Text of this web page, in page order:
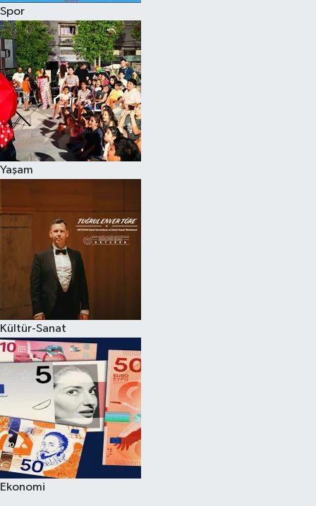
Spor
Yaşam
Kültür-Sanat
Ekonomi